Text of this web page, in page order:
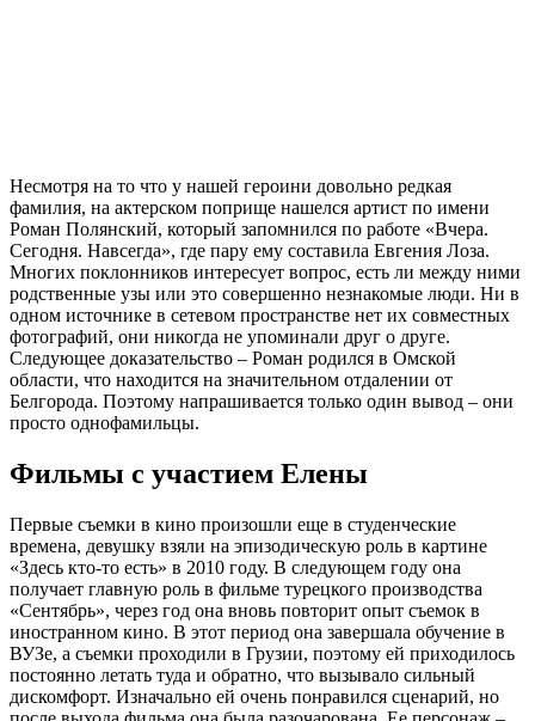
Несмотря на то что у нашей героини довольно редкая
фамилия, на актерском поприще нашелся артист по имени
Роман Полянский, который запомнился по работе «Вчера.
Сегодня. Навсегда», где пару ему составила Евгения Лоза.
Многих поклонников интересует вопрос, есть ли между ними
родственные узы или это совершенно незнакомые люди. Ни в
одном источнике в сетевом пространстве нет их совместных
фотографий, они никогда не упоминали друг о друге.
Следующее доказательство – Роман родился в Омской
области, что находится на значительном отдалении от
Белгорода. Поэтому напрашивается только один вывод – они
просто однофамильцы.
Фильмы с участием Елены
Первые съемки в кино произошли еще в студенческие
времена, девушку взяли на эпизодическую роль в картине
«Здесь кто-то есть» в 2010 году. В следующем году она
получает главную роль в фильме турецкого производства
«Сентябрь», через год она вновь повторит опыт съемок в
иностранном кино. В этот период она завершала обучение в
ВУЗе, а съемки проходили в Грузии, поэтому ей приходилось
постоянно летать туда и обратно, что вызывало сильный
дискомфорт. Изначально ей очень понравился сценарий, но